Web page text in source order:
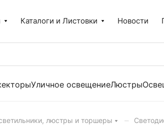
Каталоги и Листовки Новости
Уличное освещениеЛюстры
люстры и торшеры –